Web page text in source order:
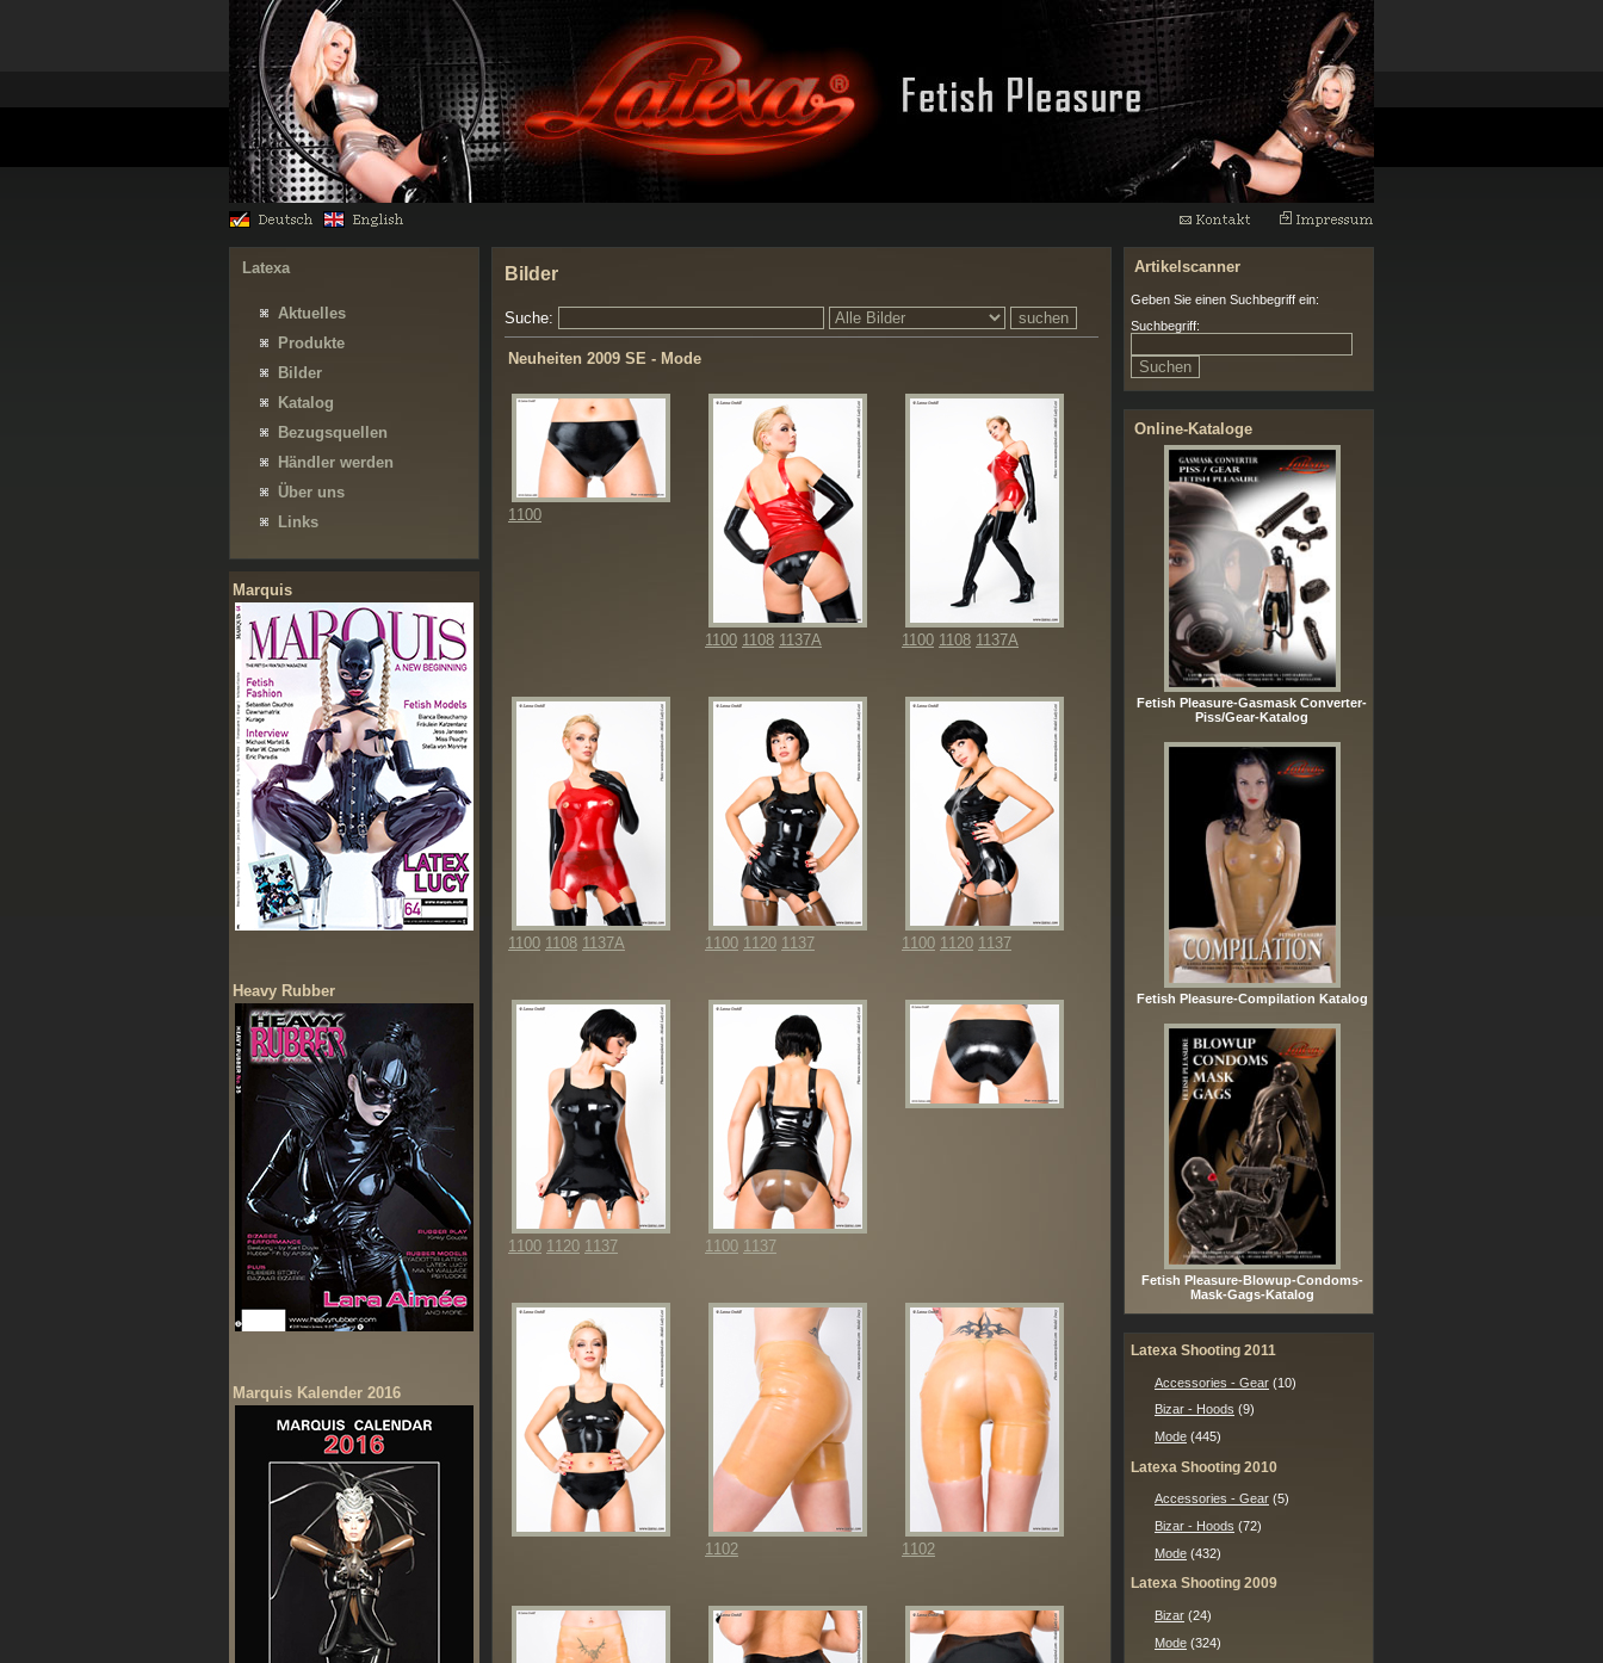
Latexa
Aktuelles
Produkte
Bilder
Katalog
Bezugsquellen
Händler werden
Über uns
Links
Marquis
Heavy Rubber
Marquis Kalender 2016
Bilder
Suche:
Neuheiten 2009 SE - Mode
1100
1100 1108 1137A 1100 1108 1137A
1100 1108 1137A 1100 1120 1137 1100 1120 1137
1100 1120 1137 1100 1137
1102 1102
Artikelscanner
Geben Sie einen Suchbegriff ein:
Suchbegriff:
Online-Kataloge
Fetish Pleasure-Gasmask Converter-
Piss/Gear-Katalog
Fetish Pleasure-Compilation Katalog
Fetish Pleasure-Blowup-Condoms-
Mask-Gags-Katalog
Latexa Shooting 2011
Accessories - Gear (10)
Bizar - Hoods (9)
Mode (445)
Latexa Shooting 2010
Accessories - Gear (5)
Bizar - Hoods (72)
Mode (432)
Latexa Shooting 2009
Bizar (24)
Mode (324)